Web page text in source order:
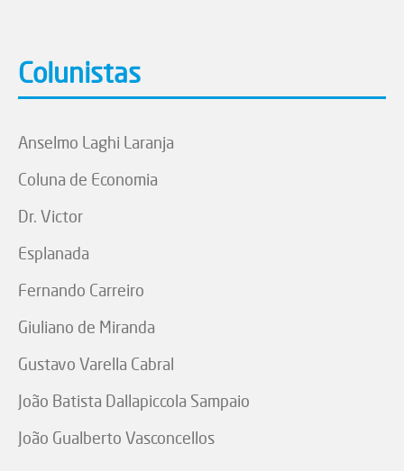
Colunistas
Anselmo Laghi Laranja
Coluna de Economia
Dr. Victor
Esplanada
Fernando Carreiro
Giuliano de Miranda
Gustavo Varella Cabral
João Batista Dallapiccola Sampaio
João Gualberto Vasconcellos